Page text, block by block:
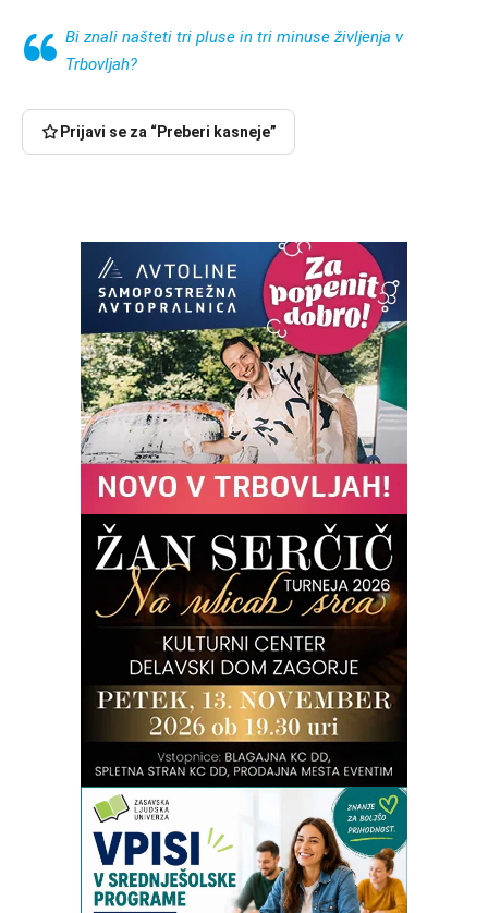
Bi znali našteti tri pluse in tri minuse življenja v
Trbovljah?
Prijavi se za “Preberi kasneje”